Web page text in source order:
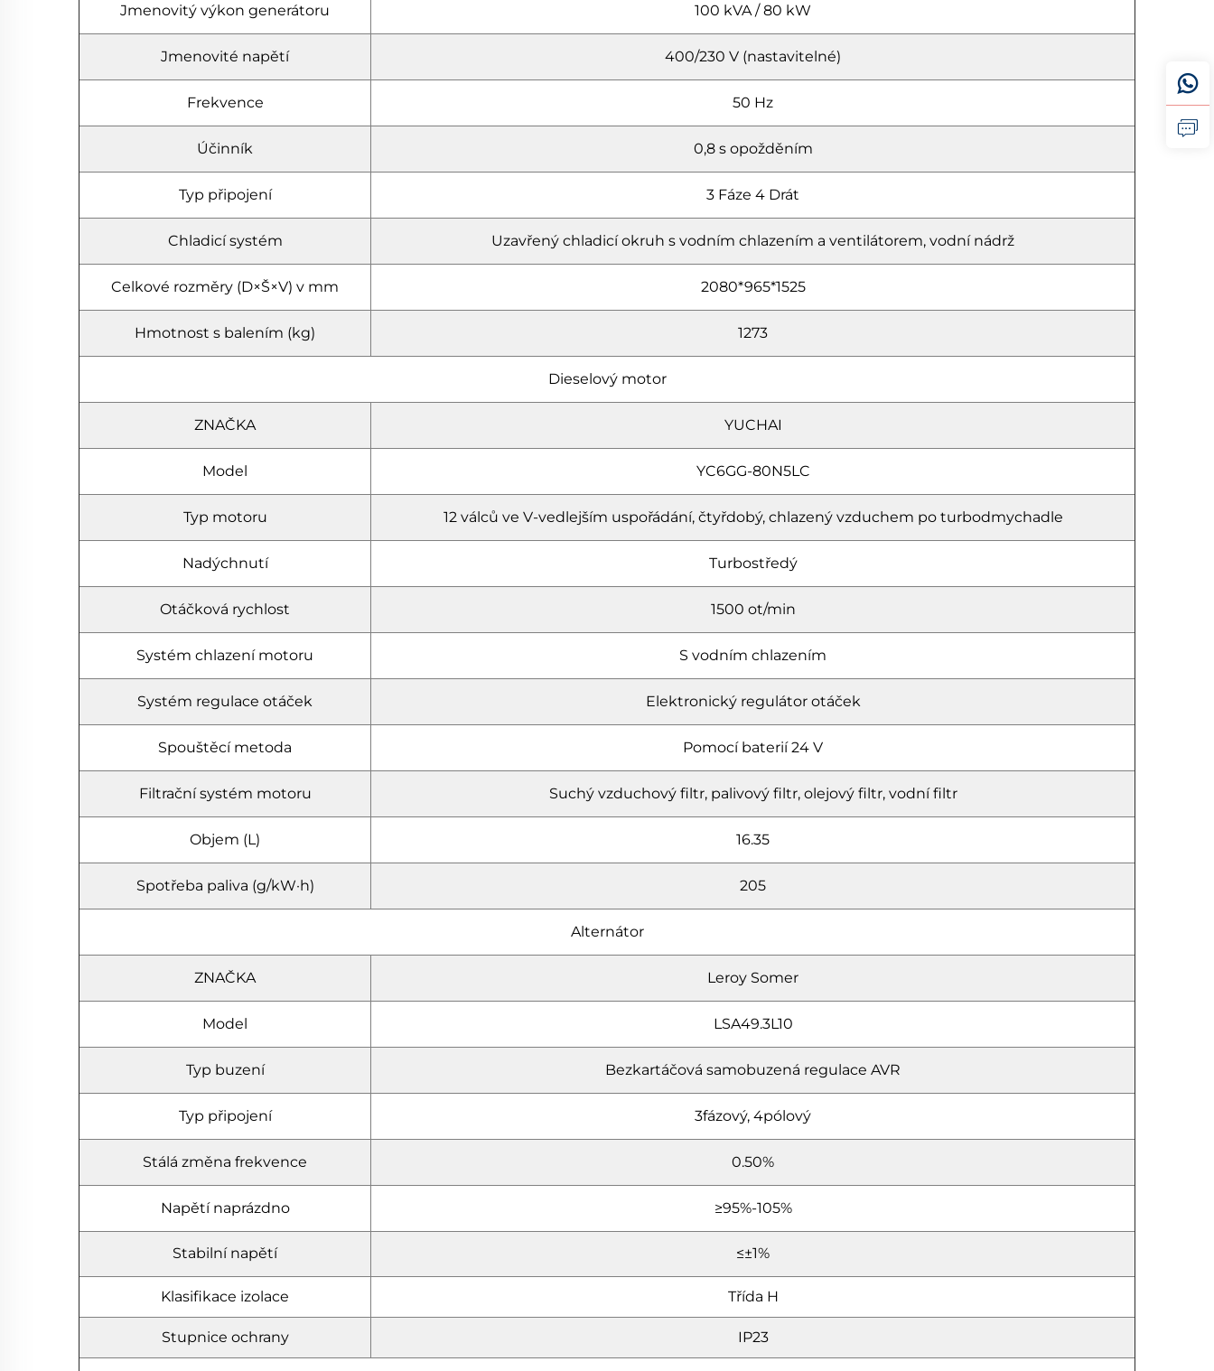
Jmenovitý výkon generátoru 100 kVA / 80 kW
Jmenovité napětí 400/230 V (nastavitelné)
Frekvence 50 Hz
Účinník 0,8 s opožděním
Typ připojení 3 Fáze 4 Drát
Chladicí systém Uzavřený chladicí okruh s vodním chlazením a ventilátorem, vodní nádrž
Celkové rozměry (D×Š×V) v mm 2080*965*1525
Hmotnost s balením (kg) 1273
Dieselový motor
ZNAČKA YUCHAI
Model YC6GG-80N5LC
Typ motoru 12 válců ve V-vedlejším uspořádání, čtyřdobý, chlazený vzduchem po turbodmychadle
Nadýchnutí Turbostředý
Otáčková rychlost 1500 ot/min
Systém chlazení motoru S vodním chlazením
Systém regulace otáček Elektronický regulátor otáček
Spouštěcí metoda Pomocí baterií 24 V
Filtrační systém motoru Suchý vzduchový filtr, palivový filtr, olejový filtr, vodní filtr
Objem (L) 16.35
Spotřeba paliva (g/kW·h) 205
Alternátor
ZNAČKA Leroy Somer
Model LSA49.3L10
Typ buzení Bezkartáčová samobuzená regulace AVR
Typ připojení 3fázový, 4pólový
Stálá změna frekvence 0.50%
Napětí naprázdno ≥95%-105%
Stabilní napětí ≤±1%
Klasifikace izolace Třída H
Stupnice ochrany IP23